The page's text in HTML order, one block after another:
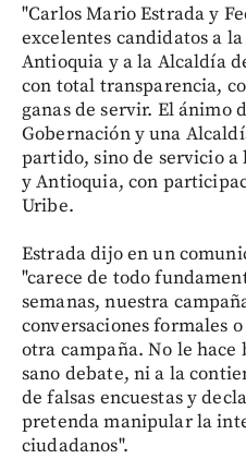
"Carlos Mario Estrada y
excelentes candidatos a
Antioquia y a la Alcaldía
con total transparencia,
ganas de servir. El ánimo
Gobernación y una
partido, sino de servicio
y Antioquia, con
Uribe.
Estrada dijo en un
"carece de todo
semanas, nuestra
conversaciones formales
otra campaña. No le
sano debate, ni a la
de falsas encuestas y
pretenda manipular la
ciudadanos".